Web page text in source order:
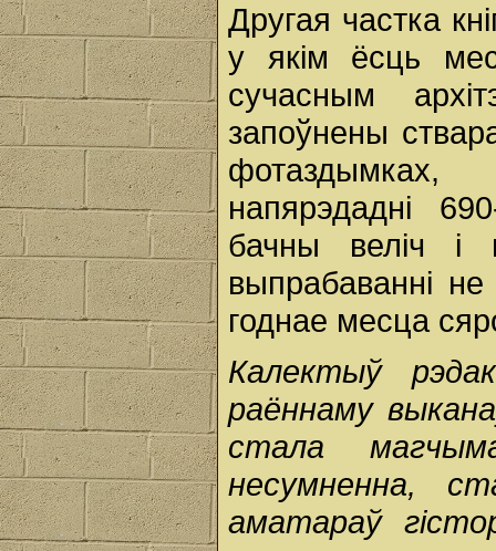
Другая частка
у якім ёсць
сучасным
запоўнены
напярэдадні
бачны веліч і
выпрабаванні
годнае месца
Калектыў
раённаму
стала
несумненна,
аматараў